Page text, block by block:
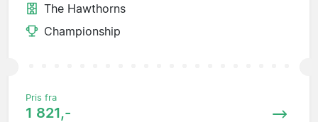
The Hawthorns
Championship
Pris fra
1 821,-